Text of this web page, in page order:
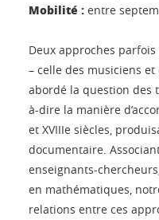
Mobilité : entre
Deux approches
– celle des musiciens
abordé la question des
à-dire la manière
et XVIIIe siècles,
documentaire.
enseignants-
en mathématiques,
relations entre ces